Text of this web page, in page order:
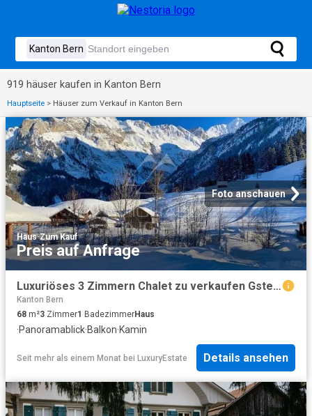
919 häuser kaufen in Kanton Bern
Hauptseite > Häuser zum Verkauf in Kanton Bern
Foto anschauen
Haus·Zum Kauf
Preis auf Anfrage
Luxuriöses 3 Zimmern Chalet zu verkaufen Gsteig, Schweiz
Kanton Bern
68 m²3 Zimmer1 BadezimmerHaus
·Panoramablick·Balkon·Kamin
Seit mehr als einem Monat bei LuxuryEstate Details ansehen